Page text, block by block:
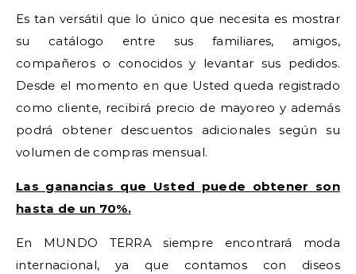
Es tan versátil que lo único que necesita es mostrar
su catálogo entre sus familiares, amigos,
compañeros o conocidos y levantar sus pedidos.
Desde el momento en que Usted queda registrado
como cliente, recibirá precio de mayoreo y además
podrá obtener descuentos adicionales según su
volumen de compras mensual.
Las ganancias que Usted puede obtener son
hasta de un 70%.
En MUNDO TERRA siempre encontrará moda
internacional, ya que contamos con diseos